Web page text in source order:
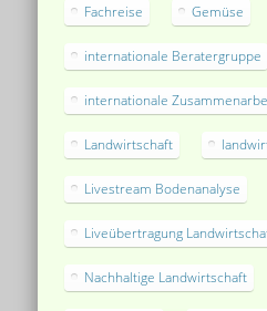
Fachreise Gemüse
internationale Beratergruppe
internationale
Landwirtschaft
Livestream Bodenanalyse
Liveübertragung
Nachhaltige Landwirtschaft